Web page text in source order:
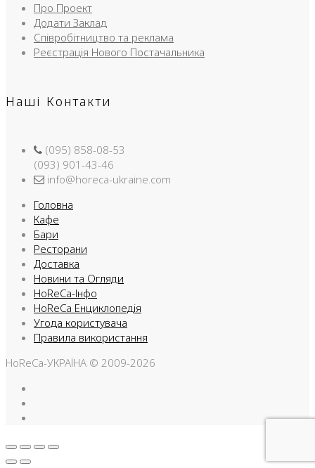
Про Проект
Додати Заклад
Співробітництво та реклама
Реєстрація Нового Постачальника
Наші Контакти
(095) 858-08-53
(093) 901-43-46
info@horeca-ukraine.com
Головна
Кафе
Бари
Ресторани
Доставка
Новини та Огляди
HoReCa-Інфо
HoReCa Енциклопедія
Угода користувача
Правила використання
HoReCa-УКРАЇНА © 2009-2026